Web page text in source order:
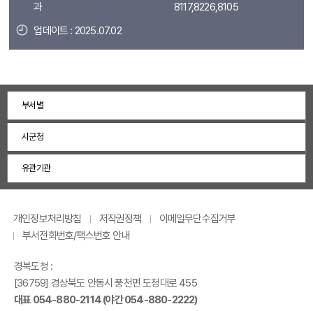
과
8117,8226,8105
업데이트 : 2025.07.02
부서별
시군청
유관기관
개인정보처리방침 저작권정책
이메일무단수집거부
부서전화번호/팩스번호 안내
경북도청 :
[36759] 경상북도 안동시 풍천면 도청대로 455
대표 054-880-2114 (야간 054-880-2222)